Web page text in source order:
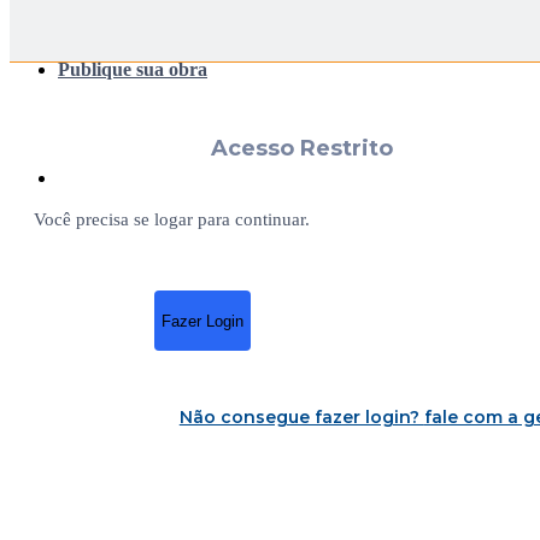
Publique sua obra
Acesso Restrito
Você precisa se logar para continuar.
Fazer Login
Não consegue fazer login? fale com a